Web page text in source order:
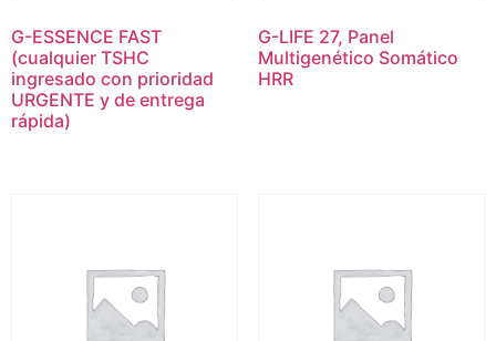
G-ESSENCE FAST
(cualquier TSHC
ingresado con prioridad
URGENTE y de entrega
rápida)
G-LIFE 27, Panel
Multigenético Somático
HRR